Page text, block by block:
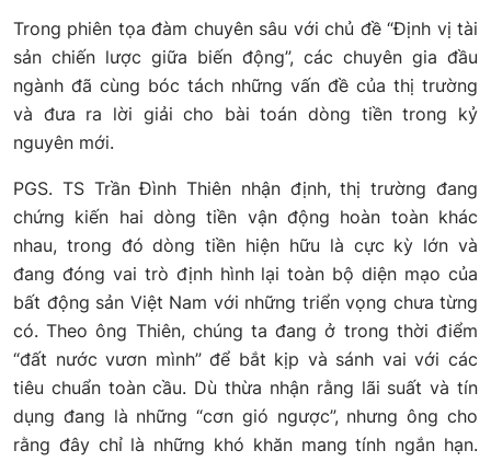
Trong phiên tọa đàm chuyên sâu với chủ đề “Định vị tài
sản chiến lược giữa biến động”, các chuyên gia đầu
ngành đã cùng bóc tách những vấn đề của thị trường
và đưa ra lời giải cho bài toán dòng tiền trong kỷ
nguyên mới.
PGS. TS Trần Đình Thiên nhận định, thị trường đang
chứng kiến hai dòng tiền vận động hoàn toàn khác
nhau, trong đó dòng tiền hiện hữu là cực kỳ lớn và
đang đóng vai trò định hình lại toàn bộ diện mạo của
bất động sản Việt Nam với những triển vọng chưa từng
có. Theo ông Thiên, chúng ta đang ở trong thời điểm
“đất nước vươn mình” để bắt kịp và sánh vai với các
tiêu chuẩn toàn cầu. Dù thừa nhận rằng lãi suất và tín
dụng đang là những “cơn gió ngược”, nhưng ông cho
rằng đây chỉ là những khó khăn mang tính ngắn hạn.